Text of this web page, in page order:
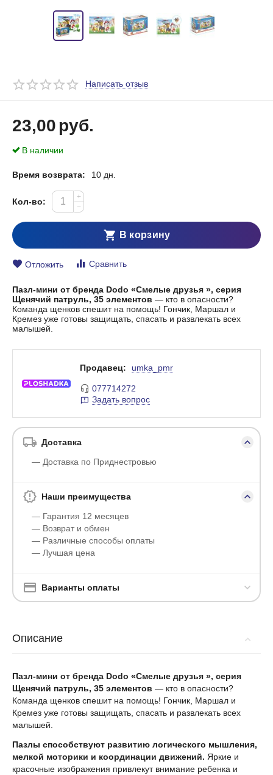
Написать отзыв
23,00руб.
В наличии
Время возврата: 10 дн.
Кол-во:
+
−
В корзину
Отложить Сравнить
Пазл-мини от бренда Dodo «Смелые друзья », серия
Щенячий патруль, 35 элементов— кто в опасности?
Команда щенков спешит на помощь! Гончик, Маршал и
Кремез уже готовы защищать, спасать и развлекать всех
малышей.
Продавец: umka_pmr
077714272
Задать вопрос
Доставка
— Доставка по Приднестровью
Наши преимущества
— Гарантия 12 месяцев
— Возврат и обмен
— Различные способы оплаты
— Лучшая цена
Варианты оплаты
Описание
Пазл-мини от бренда Dodo «Смелые друзья », серия
Щенячий патруль, 35 элементов— кто в опасности?
Команда щенков спешит на помощь! Гончик, Маршал и
Кремез уже готовы защищать, спасать и развлекать всех
малышей.
Пазлы способствуют развитию логического мышления,
мелкой моторики и координации движений. Яркие и
красочные изображения привлекут внимание ребенка и